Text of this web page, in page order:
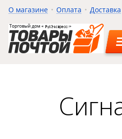
О магазине Оплата Доставка